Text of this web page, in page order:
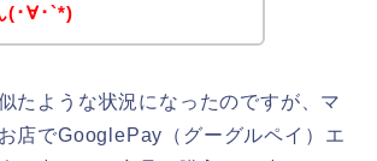
(･∀･`*)
たような状況になったのですが、マ
店でGooglePay（グーグルペイ）エ